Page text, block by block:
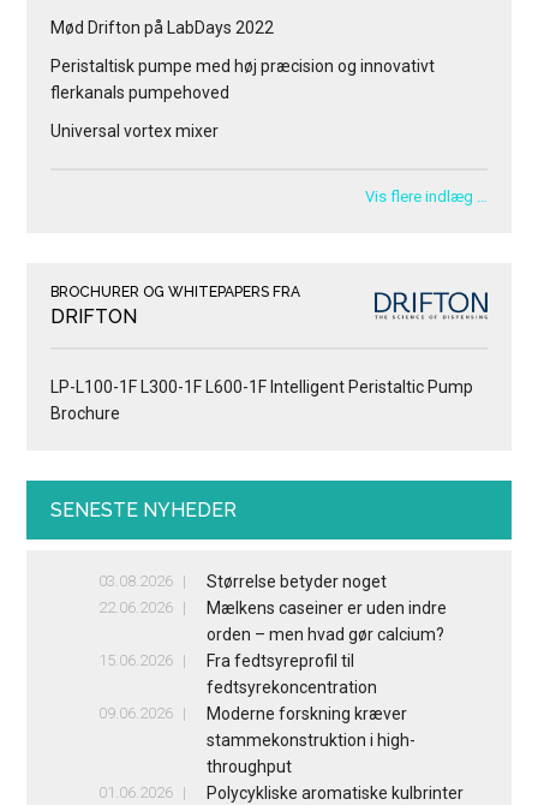
Mød Drifton på LabDays 2022
Peristaltisk pumpe med høj præcision og innovativt
flerkanals pumpehoved
Universal vortex mixer
Vis flere indlæg …
BROCHURER OG WHITEPAPERS FRA
DRIFTON
LP-L100-1F L300-1F L600-1F Intelligent Peristaltic Pump
Brochure
SENESTE NYHEDER
03.08.2026 Størrelse betyder noget
22.06.2026
Mælkens caseiner er uden indre
orden – men hvad gør calcium?
15.06.2026
Fra fedtsyreprofil til
fedtsyrekoncentration
09.06.2026
Moderne forskning kræver
stammekonstruktion i high-
throughput
01.06.2026
Polycykliske aromatiske kulbrinter